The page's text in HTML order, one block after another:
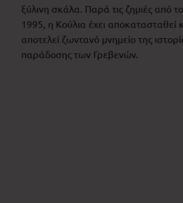
ξύλινη σκάλα. Παρά τις ζημιές από
1995, η Κούλια έχει αποκατασταθεί
αποτελεί ζωντανό μνημείο της
παράδοσης των Γρεβενών.